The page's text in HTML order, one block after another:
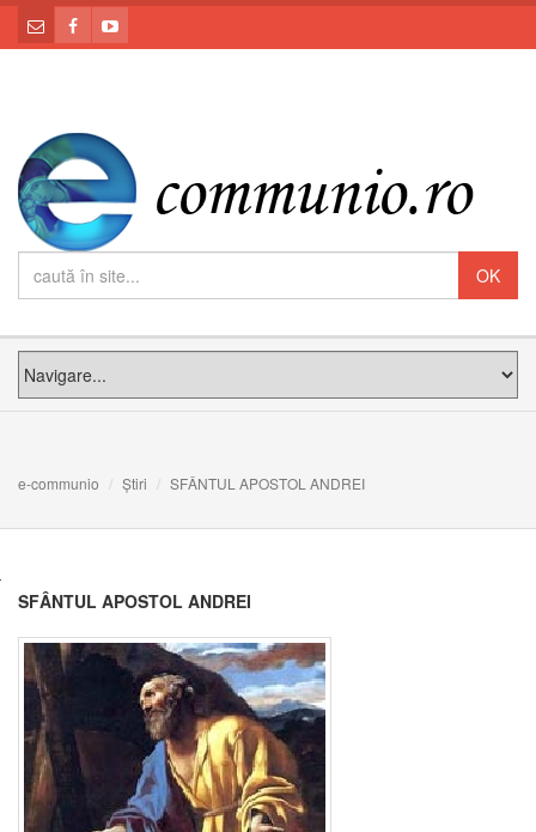
e-communio Știri SFÂNTUL APOSTOL ANDREI
SFÂNTUL APOSTOL ANDREI